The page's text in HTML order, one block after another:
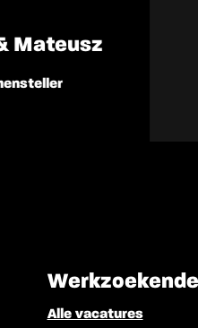
Alle vacatures